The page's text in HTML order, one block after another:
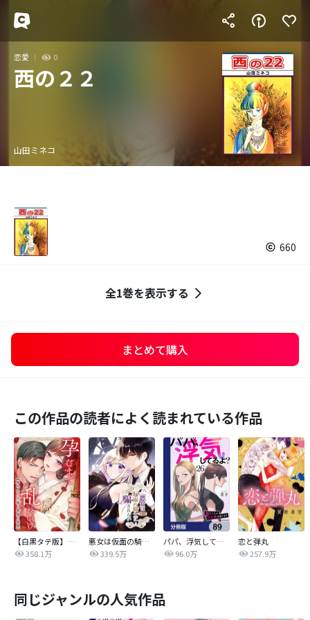
恋愛 0
西の２２
山田ミネコ
660
全1巻を表示する
まとめて購入
この作品の読者によく読まれている作品
【白黒タテ版】孕むまで乱れいけ～身代わり花嫁と軍服の猛愛
358.1万
悪女は仮面の騎士に騙されない
339.5万
パパ、浮気してるよ？娘と二人でクズ夫を捨てます【分冊版】
96.0万
恋と弾丸
257.9万
同じジャンルの人気作品